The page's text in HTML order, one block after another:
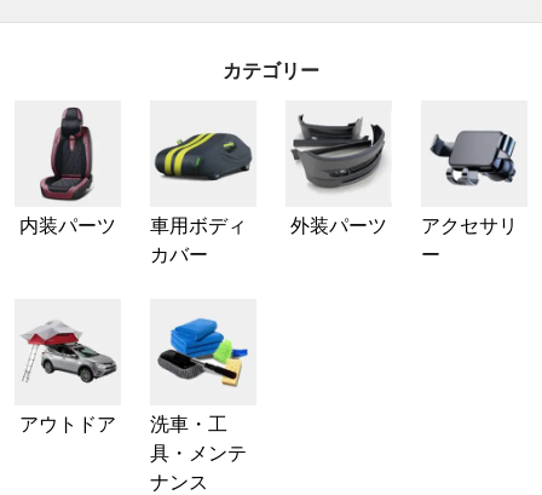
カテゴリー
内装パーツ
車用ボディ
カバー
外装パーツ
アクセサリ
ー
アウトドア
洗車・工
具・メンテ
ナンス